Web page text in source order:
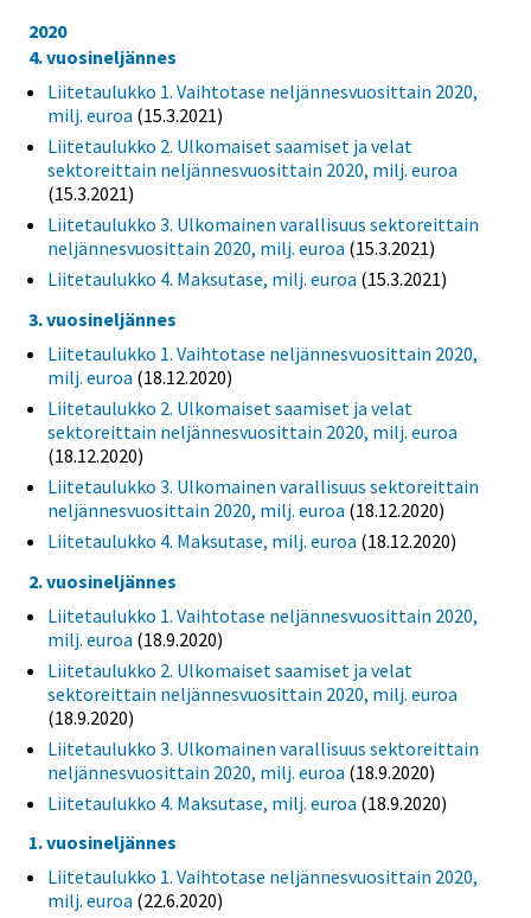
2020
4. vuosineljännes
Liitetaulukko 1. Vaihtotase neljännesvuosittain 2020,
milj. euroa (15.3.2021)
Liitetaulukko 2. Ulkomaiset saamiset ja velat
sektoreittain neljännesvuosittain 2020, milj. euroa
(15.3.2021)
Liitetaulukko 3. Ulkomainen varallisuus sektoreittain
neljännesvuosittain 2020, milj. euroa (15.3.2021)
Liitetaulukko 4. Maksutase, milj. euroa (15.3.2021)
3. vuosineljännes
Liitetaulukko 1. Vaihtotase neljännesvuosittain 2020,
milj. euroa (18.12.2020)
Liitetaulukko 2. Ulkomaiset saamiset ja velat
sektoreittain neljännesvuosittain 2020, milj. euroa
(18.12.2020)
Liitetaulukko 3. Ulkomainen varallisuus sektoreittain
neljännesvuosittain 2020, milj. euroa (18.12.2020)
Liitetaulukko 4. Maksutase, milj. euroa (18.12.2020)
2. vuosineljännes
Liitetaulukko 1. Vaihtotase neljännesvuosittain 2020,
milj. euroa (18.9.2020)
Liitetaulukko 2. Ulkomaiset saamiset ja velat
sektoreittain neljännesvuosittain 2020, milj. euroa
(18.9.2020)
Liitetaulukko 3. Ulkomainen varallisuus sektoreittain
neljännesvuosittain 2020, milj. euroa (18.9.2020)
Liitetaulukko 4. Maksutase, milj. euroa (18.9.2020)
1. vuosineljännes
Liitetaulukko 1. Vaihtotase neljännesvuosittain 2020,
milj. euroa (22.6.2020)